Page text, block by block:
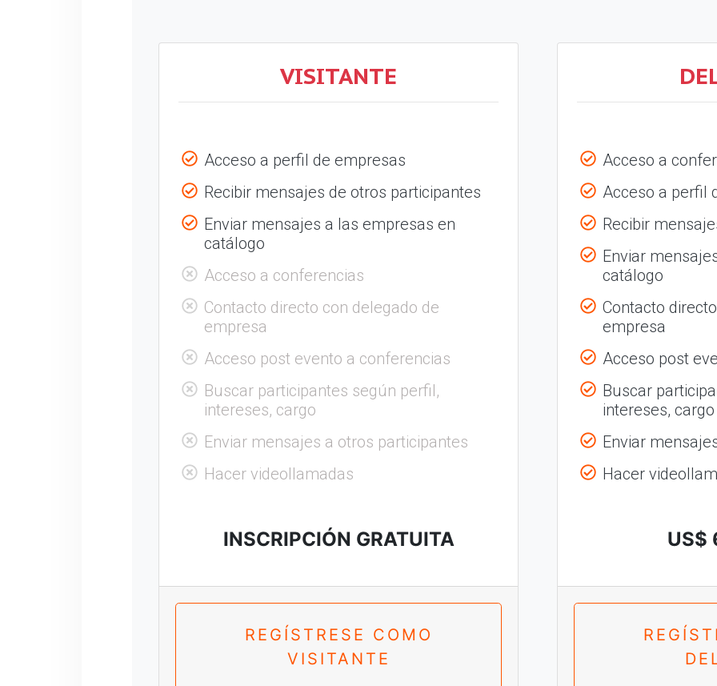
VISITANTE
Acceso a perfil de empresas
Recibir mensajes de otros participantes
Enviar mensajes a las empresas en
catálogo
Acceso a conferencias
Contacto directo con delegado de
empresa
Acceso post evento a conferencias
Buscar participantes según perfil,
intereses, cargo
Enviar mensajes a otros participantes
Hacer videollamadas
INSCRIPCIÓN GRATUITA
REGÍSTRESE COMO
VISITANTE
Acceso a
Acceso a perfil
Recibir
Enviar
catálogo
Contacto
empresa
Acceso post
Buscar
intereses, cargo
Enviar
Hacer
US$